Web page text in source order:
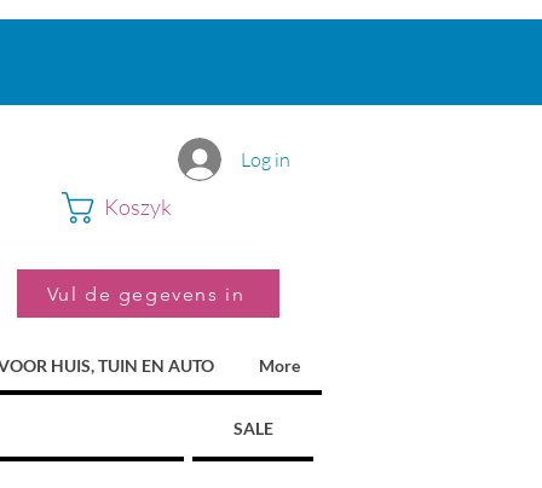
Log in
Koszyk
Vul de gegevens in
HUIS, TUIN EN AUTO More
SALE